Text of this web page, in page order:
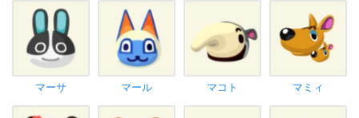
マーサ マール マコト マミィ